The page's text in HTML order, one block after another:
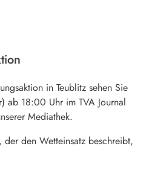
in Teublitz sehen Sie
ab 18:00 Uhr im TVA Journal
Mediathek.
den Wetteinsatz beschreibt,